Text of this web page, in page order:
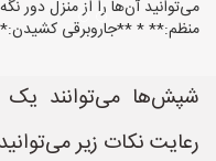
منظم:** * **جاروبرقی
شپش‌ها می‌توانند یک
رعایت نکات زیر